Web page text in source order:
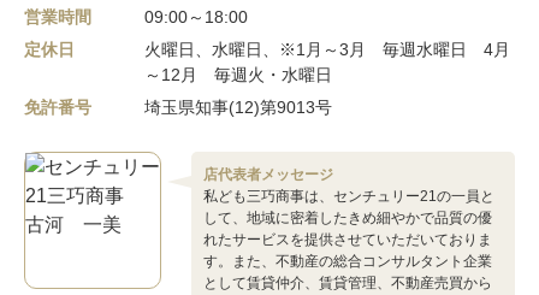
営業時間
09:00～18:00
定休日
火曜日、水曜日、※1月～3月 毎週水曜日 4月
～12月 毎週火・水曜日
免許番号
埼玉県知事(12)第9013号
店代表者メッセージ
私ども三巧商事は、センチュリー21の一員と
して、地域に密着したきめ細やかで品質の優
れたサービスを提供させていただいておりま
す。また、不動産の総合コンサルタント企業
として賃貸仲介、賃貸管理、不動産売買から